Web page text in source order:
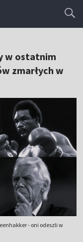
w ostatnim
zmarłych w
- oni odeszli w